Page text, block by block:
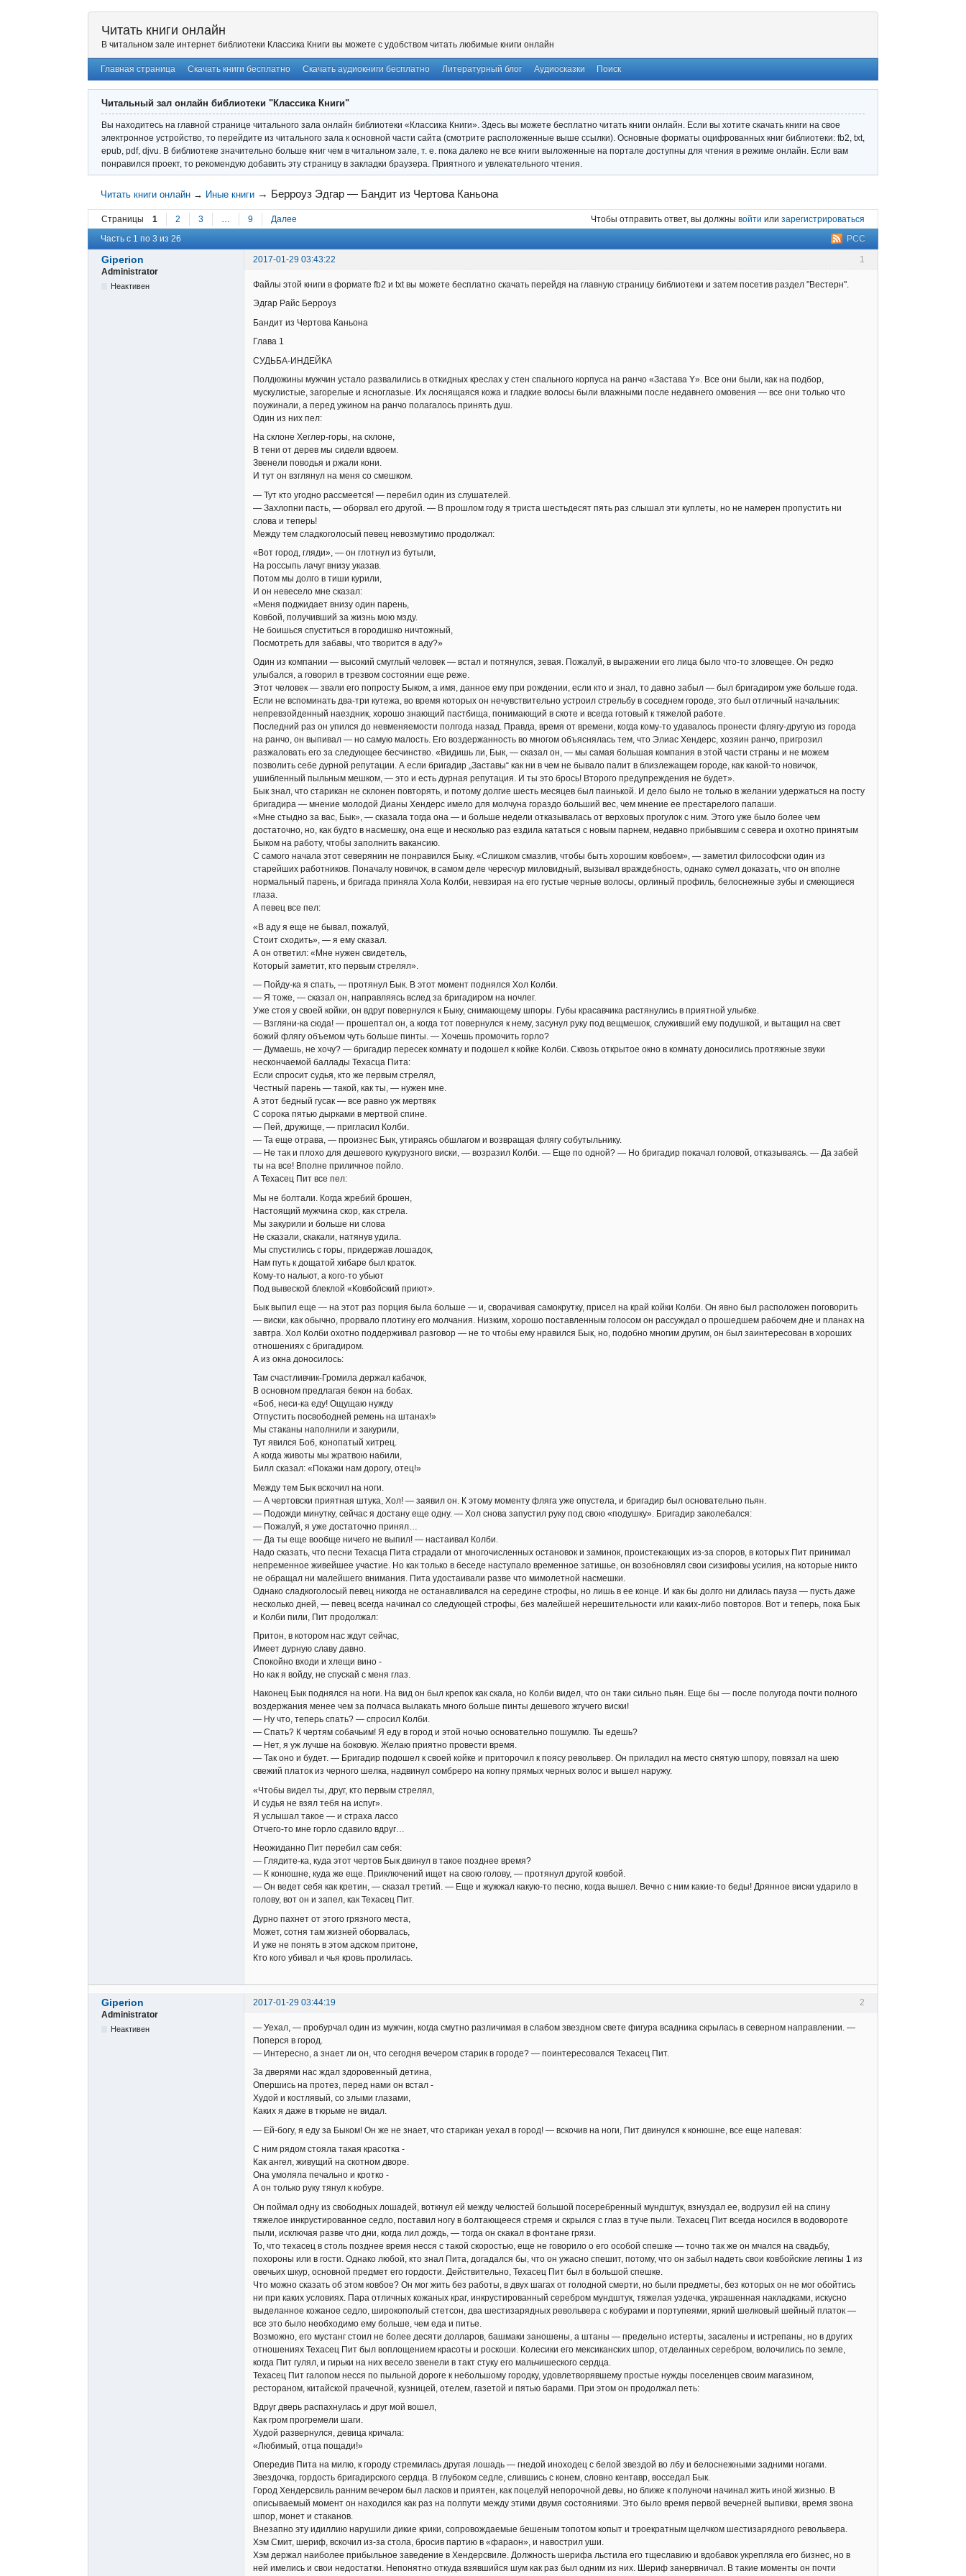
Читать книги онлайн
В читальном зале интернет библиотеки Классика Книги вы можете с удобством читать любимые книги онлайн
Главная страница Скачать книги бесплатно Скачать аудиокниги бесплатно Литературный блог Аудиосказки Поиск
Читальный зал онлайн библиотеки "Классика Книги"
Вы находитесь на главной странице читального зала онлайн библиотеки «Классика Книги». Здесь вы можете бесплатно читать книги онлайн. Если вы хотите скачать книги на свое
электронное устройство, то перейдите из читального зала к основной части сайта (смотрите расположенные выше ссылки). Основные форматы оцифрованных книг библиотеки: fb2, txt,
epub, pdf, djvu. В библиотеке значительно больше книг чем в читальном зале, т. е. пока далеко не все книги выложенные на портале доступны для чтения в режиме онлайн. Если вам
понравился проект, то рекомендую добавить эту страницу в закладки браузера. Приятного и увлекательного чтения.
Читать книги онлайн → Иные книги → Берроуз Эдгар — Бандит из Чертова Каньона
Страницы 1 2 3 … 9 Далее Чтобы отправить ответ, вы должны войти или зарегистрироваться
РСС
Часть с 1 по 3 из 26
1
Giperion
2017-01-29 03:43:22
Administrator
Неактивен
Файлы этой книги в формате fb2 и txt вы можете бесплатно скачать перейдя на главную страницу библиотеки и затем посетив раздел "Вестерн".
Эдгар Райс Берроуз
Бандит из Чертова Каньона
Глава 1
СУДЬБА-ИНДЕЙКА
Полдюжины мужчин устало развалились в откидных креслах у стен спального корпуса на ранчо «Застава Y». Все они были, как на подбор,
мускулистые, загорелые и ясноглазые. Их лоснящаяся кожа и гладкие волосы были влажными после недавнего омовения — все они только что
поужинали, а перед ужином на ранчо полагалось принять душ.
Один из них пел:
На склоне Хеглер-горы, на склоне,
В тени от дерев мы сидели вдвоем.
Звенели поводья и ржали кони.
И тут он взглянул на меня со смешком.
— Тут кто угодно рассмеется! — перебил один из слушателей.
— Захлопни пасть, — оборвал его другой. — В прошлом году я триста шестьдесят пять раз слышал эти куплеты, но не намерен пропустить ни
слова и теперь!
Между тем сладкоголосый певец невозмутимо продолжал:
«Вот город, гляди», — он глотнул из бутыли,
На россыпь лачуг внизу указав.
Потом мы долго в тиши курили,
И он невесело мне сказал:
«Меня поджидает внизу один парень,
Ковбой, получивший за жизнь мою мзду.
Не боишься спуститься в городишко ничтожный,
Посмотреть для забавы, что творится в аду?»
Один из компании — высокий смуглый человек — встал и потянулся, зевая. Пожалуй, в выражении его лица было что-то зловещее. Он редко
улыбался, а говорил в трезвом состоянии еще реже.
Этот человек — звали его попросту Быком, а имя, данное ему при рождении, если кто и знал, то давно забыл — был бригадиром уже больше года.
Если не вспоминать два-три кутежа, во время которых он нечувствительно устроил стрельбу в соседнем городе, это был отличный начальник:
непревзойденный наездник, хорошо знающий пастбища, понимающий в скоте и всегда готовый к тяжелой работе.
Последний раз он упился до невменяемости полгода назад. Правда, время от времени, когда кому-то удавалось пронести флягу-другую из города
на ранчо, он выпивал — но самую малость. Его воздержанность во многом объяснялась тем, что Элиас Хендерс, хозяин ранчо, пригрозил
разжаловать его за следующее бесчинство. «Видишь ли, Бык, — сказал он, — мы самая большая компания в этой части страны и не можем
позволить себе дурной репутации. А если бригадир „Заставы“ как ни в чем не бывало палит в близлежащем городе, как какой-то новичок,
ушибленный пыльным мешком, — это и есть дурная репутация. И ты это брось! Второго предупреждения не будет».
Бык знал, что старикан не склонен повторять, и потому долгие шесть месяцев был паинькой. И дело было не только в желании удержаться на посту
бригадира — мнение молодой Дианы Хендерс имело для молчуна гораздо больший вес, чем мнение ее престарелого папаши.
«Мне стыдно за вас, Бык», — сказала тогда она — и больше недели отказывалась от верховых прогулок с ним. Этого уже было более чем
достаточно, но, как будто в насмешку, она еще и несколько раз ездила кататься с новым парнем, недавно прибывшим с севера и охотно принятым
Быком на работу, чтобы заполнить вакансию.
С самого начала этот северянин не понравился Быку. «Слишком смазлив, чтобы быть хорошим ковбоем», — заметил философски один из
старейших работников. Поначалу новичок, в самом деле чересчур миловидный, вызывал враждебность, однако сумел доказать, что он вполне
нормальный парень, и бригада приняла Хола Колби, невзирая на его густые черные волосы, орлиный профиль, белоснежные зубы и смеющиеся
глаза.
А певец все пел:
«В аду я еще не бывал, пожалуй,
Стоит сходить», — я ему сказал.
А он ответил: «Мне нужен свидетель,
Который заметит, кто первым стрелял».
— Пойду-ка я спать, — протянул Бык. В этот момент поднялся Хол Колби.
— Я тоже, — сказал он, направляясь вслед за бригадиром на ночлег.
Уже стоя у своей койки, он вдруг повернулся к Быку, снимающему шпоры. Губы красавчика растянулись в приятной улыбке.
— Взгляни-ка сюда! — прошептал он, а когда тот повернулся к нему, засунул руку под вещмешок, служивший ему подушкой, и вытащил на свет
божий флягу объемом чуть больше пинты. — Хочешь промочить горло?
— Думаешь, не хочу? — бригадир пересек комнату и подошел к койке Колби. Сквозь открытое окно в комнату доносились протяжные звуки
нескончаемой баллады Техасца Пита:
Если спросит судья, кто же первым стрелял,
Честный парень — такой, как ты, — нужен мне.
А этот бедный гусак — все равно уж мертвяк
С сорока пятью дырками в мертвой спине.
— Пей, дружище, — пригласил Колби.
— Та еще отрава, — произнес Бык, утираясь обшлагом и возвращая флягу собутыльнику.
— Не так и плохо для дешевого кукурузного виски, — возразил Колби. — Еще по одной? — Но бригадир покачал головой, отказываясь. — Да забей
ты на все! Вполне приличное пойло.
А Техасец Пит все пел:
Мы не болтали. Когда жребий брошен,
Настоящий мужчина скор, как стрела.
Мы закурили и больше ни слова
Не сказали, скакали, натянув удила.
Мы спустились с горы, придержав лошадок,
Нам путь к дощатой хибаре был краток.
Кому-то нальют, а кого-то убьют
Под вывеской блеклой «Ковбойский приют».
Бык выпил еще — на этот раз порция была больше — и, сворачивая самокрутку, присел на край койки Колби. Он явно был расположен поговорить
— виски, как обычно, прорвало плотину его молчания. Низким, хорошо поставленным голосом он рассуждал о прошедшем рабочем дне и планах на
завтра. Хол Колби охотно поддерживал разговор — не то чтобы ему нравился Бык, но, подобно многим другим, он был заинтересован в хороших
отношениях с бригадиром.
А из окна доносилось:
Там счастливчик-Громила держал кабачок,
В основном предлагая бекон на бобах.
«Боб, неси-ка еду! Ощущаю нужду
Отпустить посвободней ремень на штанах!»
Мы стаканы наполнили и закурили,
Тут явился Боб, конопатый хитрец.
А когда животы мы жратвою набили,
Билл сказал: «Покажи нам дорогу, отец!»
Между тем Бык вскочил на ноги.
— А чертовски приятная штука, Хол! — заявил он. К этому моменту фляга уже опустела, и бригадир был основательно пьян.
— Подожди минутку, сейчас я достану еще одну. — Хол снова запустил руку под свою «подушку». Бригадир заколебался:
— Пожалуй, я уже достаточно принял…
— Да ты еще вообще ничего не выпил! — настаивал Колби.
Надо сказать, что песни Техасца Пита страдали от многочисленных остановок и заминок, проистекающих из-за споров, в которых Пит принимал
непременное живейшее участие. Но как только в беседе наступало временное затишье, он возобновлял свои сизифовы усилия, на которые никто
не обращал ни малейшего внимания. Пита удостаивали разве что мимолетной насмешки.
Однако сладкоголосый певец никогда не останавливался на середине строфы, но лишь в ее конце. И как бы долго ни длилась пауза — пусть даже
несколько дней, — певец всегда начинал со следующей строфы, без малейшей нерешительности или каких-либо повторов. Вот и теперь, пока Бык
и Колби пили, Пит продолжал:
Притон, в котором нас ждут сейчас,
Имеет дурную славу давно.
Спокойно входи и хлещи вино -
Но как я войду, не спускай с меня глаз.
Наконец Бык поднялся на ноги. На вид он был крепок как скала, но Колби видел, что он таки сильно пьян. Еще бы — после полугода почти полного
воздержания менее чем за полчаса вылакать много больше пинты дешевого жгучего виски!
— Ну что, теперь спать? — спросил Колби.
— Спать? К чертям собачьим! Я еду в город и этой ночью основательно пошумлю. Ты едешь?
— Нет, я уж лучше на боковую. Желаю приятно провести время.
— Так оно и будет. — Бригадир подошел к своей койке и приторочил к поясу револьвер. Он приладил на место снятую шпору, повязал на шею
свежий платок из черного шелка, надвинул сомбреро на копну прямых черных волос и вышел наружу.
«Чтобы видел ты, друг, кто первым стрелял,
И судья не взял тебя на испуг».
Я услышал такое — и страха лассо
Отчего-то мне горло сдавило вдруг…
Неожиданно Пит перебил сам себя:
— Глядите-ка, куда этот чертов Бык двинул в такое позднее время?
— К конюшне, куда же еще. Приключений ищет на свою голову, — протянул другой ковбой.
— Он ведет себя как кретин, — сказал третий. — Еще и жужжал какую-то песню, когда вышел. Вечно с ним какие-то беды! Дрянное виски ударило в
голову, вот он и запел, как Техасец Пит.
Дурно пахнет от этого грязного места,
Может, сотня там жизней оборвалась,
И уже не понять в этом адском притоне,
Кто кого убивал и чья кровь пролилась.
2
Giperion
2017-01-29 03:44:19
Administrator
Неактивен
— Уехал, — пробурчал один из мужчин, когда смутно различимая в слабом звездном свете фигура всадника скрылась в северном направлении. —
Поперся в город.
— Интересно, а знает ли он, что сегодня вечером старик в городе? — поинтересовался Техасец Пит.
За дверями нас ждал здоровенный детина,
Опершись на протез, перед нами он встал -
Худой и костлявый, со злыми глазами,
Каких я даже в тюрьме не видал.
— Ей-богу, я еду за Быком! Он же не знает, что старикан уехал в город! — вскочив на ноги, Пит двинулся к конюшне, все еще напевая:
С ним рядом стояла такая красотка -
Как ангел, живущий на скотном дворе.
Она умоляла печально и кротко -
А он только руку тянул к кобуре.
Он поймал одну из свободных лошадей, воткнул ей между челюстей большой посеребренный мундштук, взнуздал ее, водрузил ей на спину
тяжелое инкрустированное седло, поставил ногу в болтающееся стремя и скрылся с глаз в туче пыли. Техасец Пит всегда носился в водовороте
пыли, исключая разве что дни, когда лил дождь, — тогда он скакал в фонтане грязи.
То, что техасец в столь позднее время несся с такой скоростью, еще не говорило о его особой спешке — точно так же он мчался на свадьбу,
похороны или в гости. Однако любой, кто знал Пита, догадался бы, что он ужасно спешит, потому, что он забыл надеть свои ковбойские легины 1 из
овечьих шкур, основной предмет его гордости. Действительно, Техасец Пит был в большой спешке.
Что можно сказать об этом ковбое? Он мог жить без работы, в двух шагах от голодной смерти, но были предметы, без которых он не мог обойтись
ни при каких условиях. Пара отличных кожаных краг, инкрустированный серебром мундштук, тяжелая уздечка, украшенная накладками, искусно
выделанное кожаное седло, широкополый стетсон, два шестизарядных револьвера с кобурами и портупеями, яркий шелковый шейный платок —
все это было необходимо ему больше, чем еда и питье.
Возможно, его мустанг стоил не более десяти долларов, башмаки заношены, а штаны — предельно истерты, засалены и истрепаны, но в других
отношениях Техасец Пит был воплощением красоты и роскоши. Колесики его мексиканских шпор, отделанных серебром, волочились по земле,
когда Пит гулял, и гирьки на них весело звенели в такт стуку его мальчишеского сердца.
Техасец Пит галопом несся по пыльной дороге к небольшому городку, удовлетворявшему простые нужды поселенцев своим магазином,
рестораном, китайской прачечной, кузницей, отелем, газетой и пятью барами. При этом он продолжал петь:
Вдруг дверь распахнулась и друг мой вошел,
Как гром прогремели шаги.
Худой развернулся, девица кричала:
«Любимый, отца пощади!»
Опередив Пита на милю, к городу стремилась другая лошадь — гнедой иноходец с белой звездой во лбу и белоснежными задними ногами.
Звездочка, гордость бригадирского сердца. В глубоком седле, слившись с конем, словно кентавр, восседал Бык.
Город Хендерсвиль ранним вечером был ласков и приятен, как поцелуй непорочной девы, но ближе к полуночи начинал жить иной жизнью. В
описываемый момент он находился как раз на полпути между этими двумя состояниями. Это было время первой вечерней выпивки, время звона
шпор, монет и стаканов.
Внезапно эту идиллию нарушили дикие крики, сопровождаемые бешеным топотом копыт и троекратным щелчком шестизарядного револьвера.
Хэм Смит, шериф, вскочил из-за стола, бросив партию в «фараон», и навострил уши.
Хэм держал наиболее прибыльное заведение в Хендерсвиле. Должность шерифа льстила его тщеславию и вдобавок укрепляла его бизнес, но в
ней имелись и свои недостатки. Непонятно откуда взявшийся шум как раз был одним из них. Шериф занервничал. В такие моменты он почти